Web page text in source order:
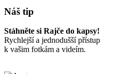
Náš tip
Stáhněte si Rajče do kapsy!
Rychlejší a jednodušší přístup
k vašim fotkám a videím.